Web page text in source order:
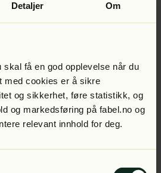
Detaljer Om
få en god opplevelse når du
med cookies er å sikre
og sikkerhet, føre statistikk, og
og markedsføring på fabel.no og
relevant innhold for deg.